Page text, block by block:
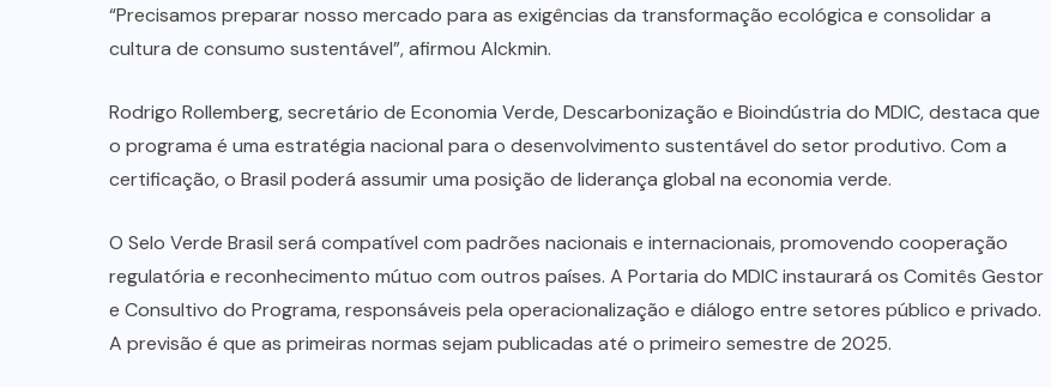
“Precisamos preparar nosso mercado para as exigências da transformação ecológica e consolidar a
cultura de consumo sustentável”, afirmou Alckmin.
Rodrigo Rollemberg, secretário de Economia Verde, Descarbonização e Bioindústria do MDIC, destaca que
o programa é uma estratégia nacional para o desenvolvimento sustentável do setor produtivo. Com a
certificação, o Brasil poderá assumir uma posição de liderança global na economia verde.
O Selo Verde Brasil será compatível com padrões nacionais e internacionais, promovendo cooperação
regulatória e reconhecimento mútuo com outros países. A Portaria do MDIC instaurará os Comitês Gestor
e Consultivo do Programa, responsáveis pela operacionalização e diálogo entre setores público e privado.
A previsão é que as primeiras normas sejam publicadas até o primeiro semestre de 2025.